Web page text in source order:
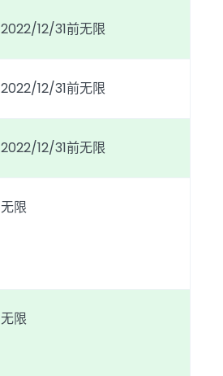
2022/12/31前无限
2022/12/31前无限
2022/12/31前无限
无限
无限